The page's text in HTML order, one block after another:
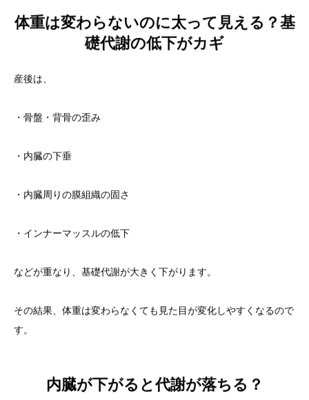
体重は変わらないのに太って見える？基
礎代謝の低下がカギ
産後は、
・骨盤・背骨の歪み
・内臓の下垂
・内臓周りの膜組織の固さ
・インナーマッスルの低下
などが重なり、基礎代謝が大きく下がります。
その結果、体重は変わらなくても見た目が変化しやすくなるので
す。
内臓が下がると代謝が落ちる？